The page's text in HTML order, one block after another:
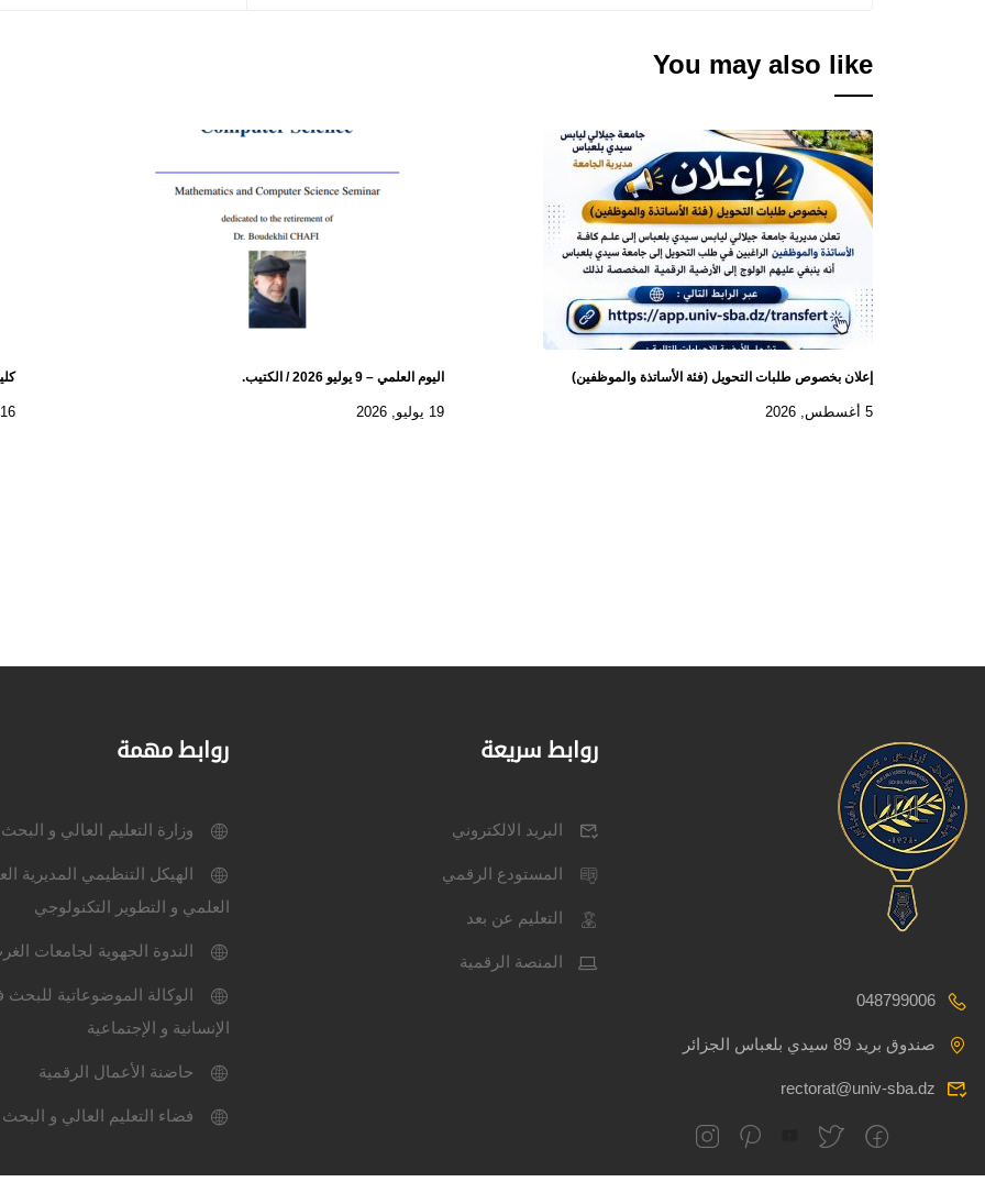
You may also like
إعلان بخصوص طلبات التحويل (فئة الأساتذة والموظفين)
5 أغسطس, 2026
اليوم العلمي – 9 يوليو 2026 / الكتيب.
19 يوليو, 2026 16 يوليو, 2026
048799006
صندوق بريد 89 سيدي بلعباس الجزائر
rectorat@univ-sba.dz
روابط سريعة
البريد الالكتروني
المستودع الرقمي
التعليم عن بعد
المنصة الرقمية
روابط مهمة
وزارة التعليم العالي و
الهيكل التنظيمي المديرية
العلمي و التطوير التكنولوجي
الندوة الجهوية لجامعات
الوكالة الموضوعاتية للبحث
الإنسانية و الإجتماعية
حاضنة الأعمال الرقمية
فضاء التعليم العالي و